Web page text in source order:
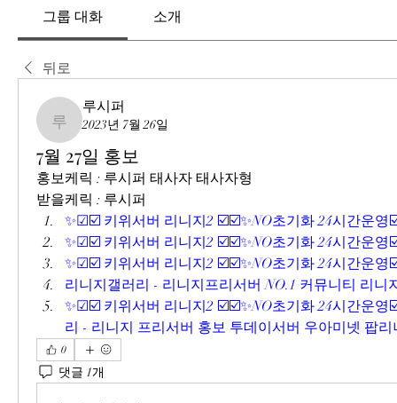
그룹 대화 소개
뒤로
루시퍼
루시퍼
2023년 7월 26일
7월 27일 홍보
홍보케릭 : 루시퍼 태사자 태사자형
받을케릭 : 루시퍼
✨☑☑️ 키위서버 리니지2 ☑️☑️✨NO초기화 24시간운영
✨☑☑️ 키위서버 리니지2 ☑️☑️✨NO초기화 24시간운영
✨☑☑️ 키위서버 리니지2 ☑️☑️✨NO초기화 24시간운영
리니지갤러리 - 리니지프리서버 NO.1 커뮤니티 리니
✨☑☑️ 키위서버 리니지2 ☑️☑️✨NO초기화 24시간운영
리 - 리니지 프리서버 홍보 투데이서버 우아미넷 팝리
0
댓글 1개